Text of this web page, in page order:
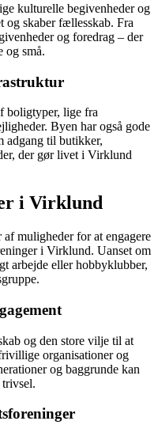
kulturelle begivenheder og
og skaber fællesskab. Fra
og foredrag – der
og små.
boligtyper, lige fra
Byen har også gode
adgang til butikker,
der gør livet i Virklund
i Virklund
muligheder for at engagere
i Virklund. Uanset om
arbejde eller hobbyklubber,
og den store vilje til at
organisationer og
og baggrunde kan